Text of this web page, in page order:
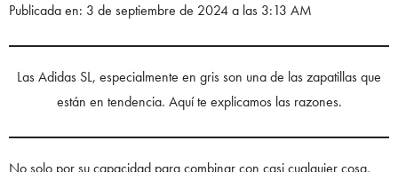
Publicada en: 3 de septiembre de 2024 a las 3:13 AM
LasAdidas SL, especialmente en gris son una de las zapatillas que
están en tendencia. Aquí te explicamos las razones.